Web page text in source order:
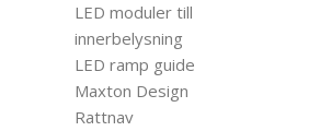
LED moduler till
innerbelysning
LED ramp guide
Maxton Design
Rattnav